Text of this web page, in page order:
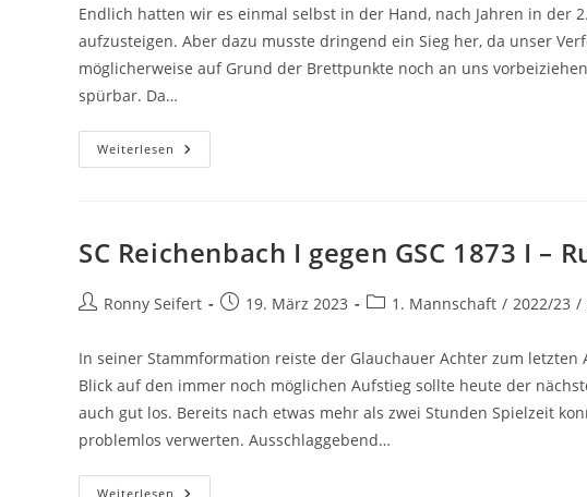
Endlich hatten wir es einmal selbst in der Hand, nach Jahren in der
aufzusteigen. Aber dazu musste dringend ein Sieg her, da unser
möglicherweise auf Grund der Brettpunkte noch an uns
spürbar. Da…
Weiterlesen GSC
1873
Crimmitschau
I
9
SC Reichenbach I gegen GSC 1873 I –
Beitrags-
Ronny Seifert
Beitrag19. März 2023
Beitrags-
1. Mannschaft / 2022/23 /
In seiner Stammformation reiste der Glauchauer Achter zum
Blick auf den immer noch möglichen Aufstieg sollte heute der
auch gut los. Bereits nach etwas mehr als zwei Stunden Spielzeit
problemlos verwerten. Ausschlaggebend…
Weiterlesen